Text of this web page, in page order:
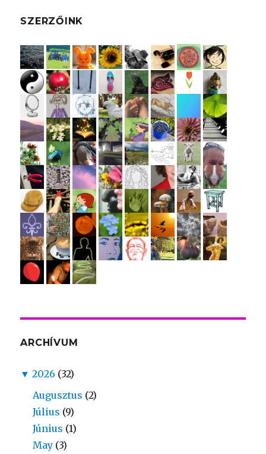
SZERZŐINK
ARCHÍVUM
▼ 2026 (32)
Augusztus (2)
Július (9)
Június (1)
May (3)